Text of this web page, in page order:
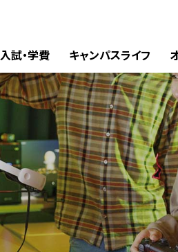
入試・学費 キャンパスライフ